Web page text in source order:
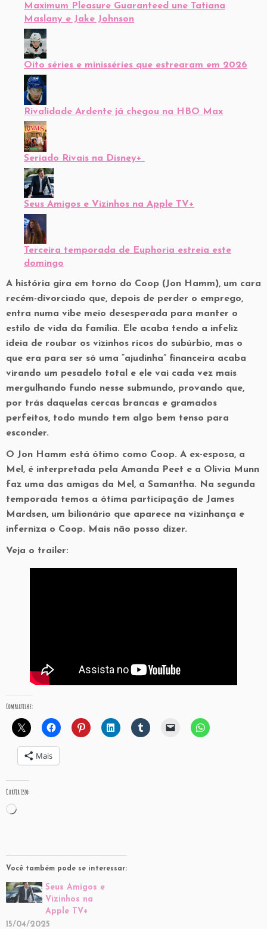
Maximum Pleasure Guaranteed une Tatiana
Maslany e Jake Johnson
Oito séries e minisséries que estrearam em 2026
Rivalidade Ardente já chegou na HBO Max
Seriado Rivais na Disney+
Seus Amigos e Vizinhos na Apple TV+
Terceira temporada de Euphoria estreia este
domingo
A história gira em torno do Coop (Jon Hamm), um cara
recém-divorciado que, depois de perder o emprego,
entra numa vibe meio desesperada para manter o
estilo de vida da família. Ele acaba tendo a infeliz
ideia de roubar os vizinhos ricos do subúrbio, mas o
que era para ser só uma “ajudinha” financeira acaba
virando um pesadelo total e ele vai cada vez mais
mergulhando fundo nesse submundo, provando que,
por trás daquelas cercas brancas e gramados
perfeitos, todo mundo tem algo bem tenso para
esconder.
O Jon Hamm está ótimo como Coop. A ex-esposa, a
Mel, é interpretada pela Amanda Peet e a Olivia Munn
faz uma das amigas da Mel, a Samantha. Na segunda
temporada temos a ótima participação de James
Mardsen, um bilionário que aparece na vizinhança e
inferniza o Coop. Mais não posso dizer.
Veja o trailer:
Compartilhe:
Mais
Curtir isso:
Carregando...
Você também pode se interessar:
Seus Amigos e
Vizinhos na
Apple TV+
15/04/2025